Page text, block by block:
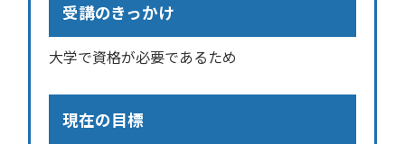
受講のきっかけ
大学で資格が必要であるため
現在の目標